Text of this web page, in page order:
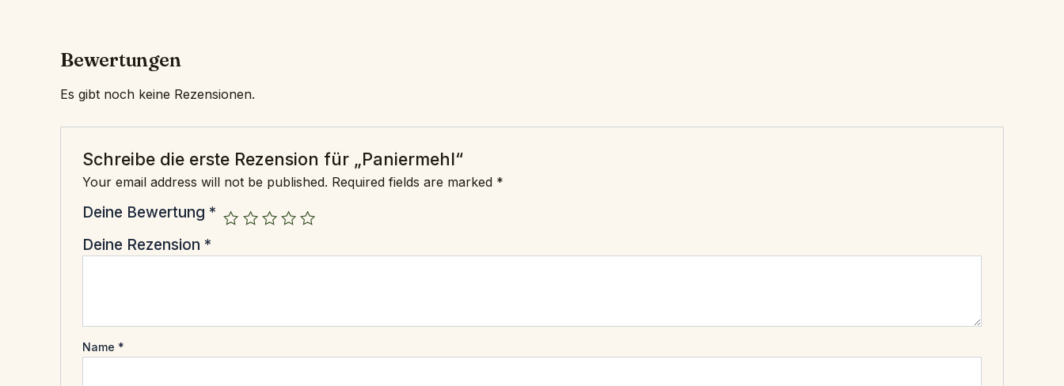
Bewertungen
Es gibt noch keine Rezensionen.
Schreibe die erste Rezension für „Paniermehl“
Your email address will not be published. Required fields are marked *
Deine Bewertung *
Deine Rezension *
Name *